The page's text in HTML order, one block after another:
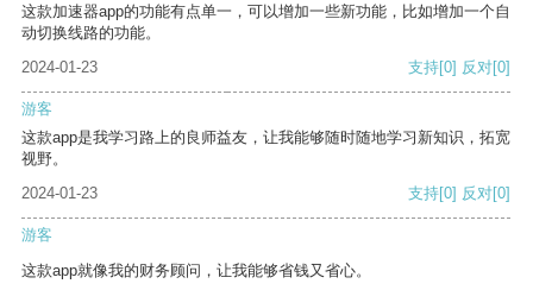
这款加速器app的功能有点单一，可以增加一些新功能，比如增加一个自
动切换线路的功能。
2024-01-23
支持[0] 反对[0]
游客
这款app是我学习路上的良师益友，让我能够随时随地学习新知识，拓宽
视野。
2024-01-23
支持[0] 反对[0]
游客
这款app就像我的财务顾问，让我能够省钱又省心。